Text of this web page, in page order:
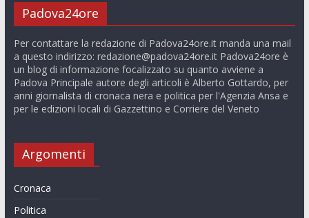
Padova24ore
Per contattare la redazione di Padova24ore.it manda una mail
a questo indirizzo: redazione@padova24ore.itPadova24ore è
un blog di informazione focalizzato su quanto avviene a
Padova Principale autore degli articoli è Alberto Gottardo, per
anni giornalista di cronaca nera e politica per l'Agenzia Ansa e
per le edizioni locali di Gazzettino e Corriere del Veneto
Argomenti
Cronaca
Politica